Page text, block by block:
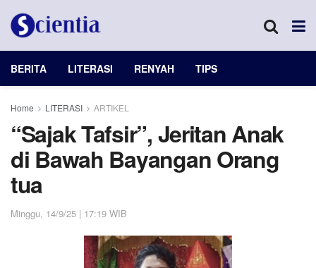
BERITA LITERASI RENYAH TIPS
Home LITERASI ARTIKEL
“Sajak Tafsir”, Jeritan Anak
di Bawah Bayangan Orang
tua
Minggu, 14/9/25 | 17:19 WIB